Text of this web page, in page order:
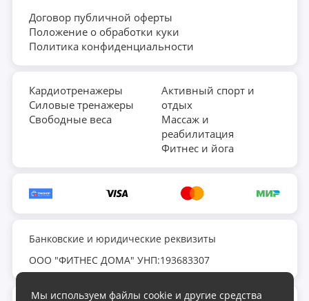
Мы используем файлы cookie и другие средства
Договор публичной оферты
Положение о обработки куки
Политика конфиденциальности
Кардиотренажеры
Силовые тренажеры
Свободные веса
Активный спорт и
отдых
Массаж и
реабилитация
Фитнес и йога
Банковские и юридические реквизиты
ООО "ФИТНЕС ДОМА" УНП:193683307